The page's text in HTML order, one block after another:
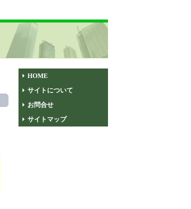
HOME
サイトについて
お問合せ
サイトマップ